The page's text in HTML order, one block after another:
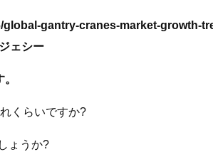
gantry-cranes-market-
ェシー
くらいですか?
ょうか?